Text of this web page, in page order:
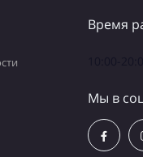
Время
Мы в